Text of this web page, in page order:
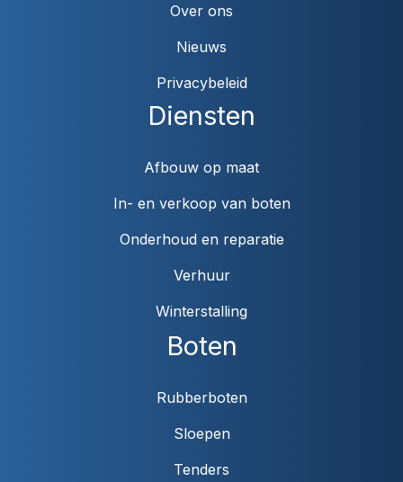
Boten
Rubberboten
Sloepen
Tenders
Diensten
Afbouw op maat
In- en verkoop van boten
Onderhoud en reparatie
Verhuur
Winterstalling
Over ons
Nieuws
Privacybeleid